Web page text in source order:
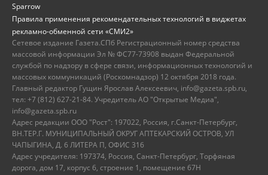
Sparrow
Правила применения рекомендательных технологий в виджетах
рекламно-обменной сети «СМИ2»
Сетевое издание Газета.СПб Регистрационный номер средства
массовой информации Эл № ФС77-73908 выдан Федеральной
службой по надзору в сфере связи, информационных технологий и
массовых коммуникаций (Роскомнадзор) 12 октября 2018 года.
Главный редактор Гущин Ярослав Алексеевич, info@gazeta.spb.ru,
тел: +7 (812) 627-21-84. Учредитель АО "Открытые Медиа",
info@gazeta.spb.ru
Адрес редакции ООО "Рост": 197022, Россия, г.Санкт-Петербург,
ВН.ТЕР.Г. МУНИЦИПАЛЬНЫЙ ОКРУГ АПТЕКАРСКИЙ ОСТРОВ, УЛ
ЧАПЫГИНА, Д. 6 ЛИТЕРА П, ОФИС 316
Адрес учредителя: 197374, Россия, Санкт-Петербург, Торфяная
дорога, дом 17, корпус 6, строение 1, помещение 67Н